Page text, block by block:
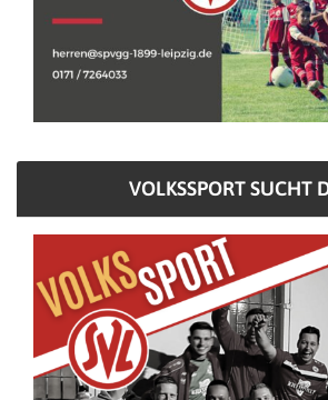
VOLKSSPORT SUCHT